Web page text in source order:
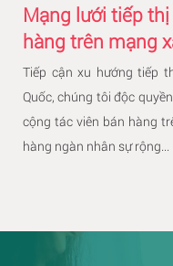
Mạng lưới tiếp
hàng trên mạng
Tiếp cận xu hướng tiếp
Quốc, chúng tôi độc
cộng tác viên bán hàng
hàng ngàn nhân sự rộng...